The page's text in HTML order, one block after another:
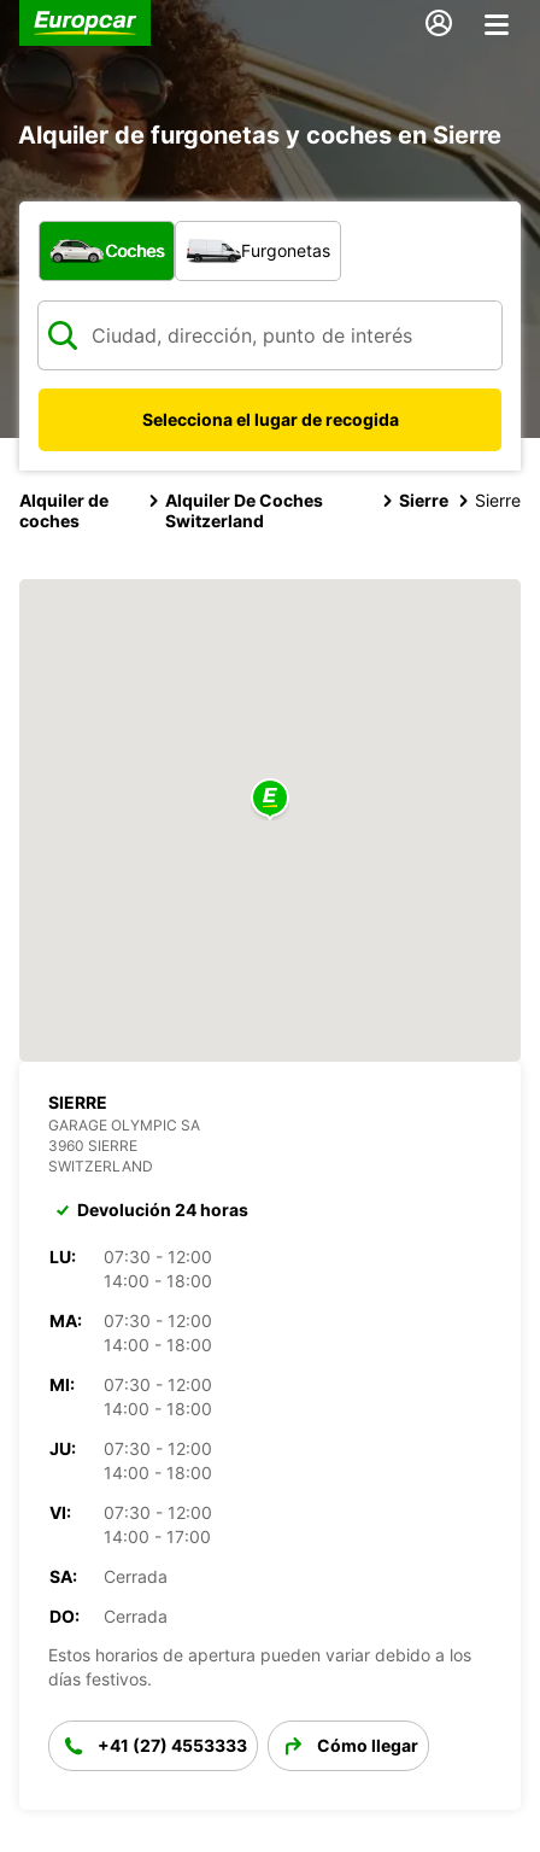
Alquiler de furgonetas y coches en Sierre
¿Qué tipo de vehículo?
Coches Furgonetas
Selecciona el lugar de recogida
Alquiler de
coches
Alquiler De Coches
Switzerland
Sierre Sierre
SIERRE
GARAGE OLYMPIC SA
3960 SIERRE
SWITZERLAND
Devolución 24 horas
LU:
07:30 - 12:00
14:00 - 18:00
MA:
07:30 - 12:00
14:00 - 18:00
MI:
07:30 - 12:00
14:00 - 18:00
JU:
07:30 - 12:00
14:00 - 18:00
VI:
07:30 - 12:00
14:00 - 17:00
SA:
Cerrada
DO:
Cerrada
Estos horarios de apertura pueden variar debido a los
días festivos.
+41 (27) 4553333 Cómo llegar